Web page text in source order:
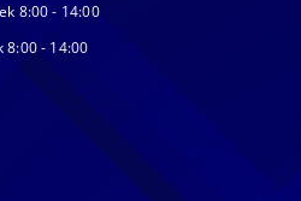
8:00 - 14:00
8:00 - 14:00